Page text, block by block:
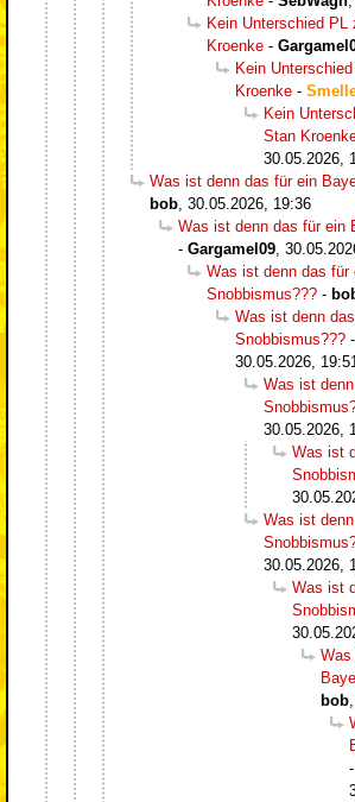
Kein Unterschied
Kroenke -
Kein
Kroenke -
Kein
Stan
30.05.2026,
Was ist denn das für ein
bob 30.05.2026, 19:36
Was ist denn das für ein
- Gargamel09
Was ist denn das für
Snobbismus??? -
Was ist denn
Snobbismus??? -
30.05.2026, 19:51
Was ist
30.05.2026,
Was ist
Was ist
30.05.2026,
Was ist
Was
bob
-